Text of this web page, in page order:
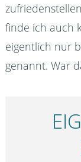
finde ich auch
eigentlich nur
genannt. War